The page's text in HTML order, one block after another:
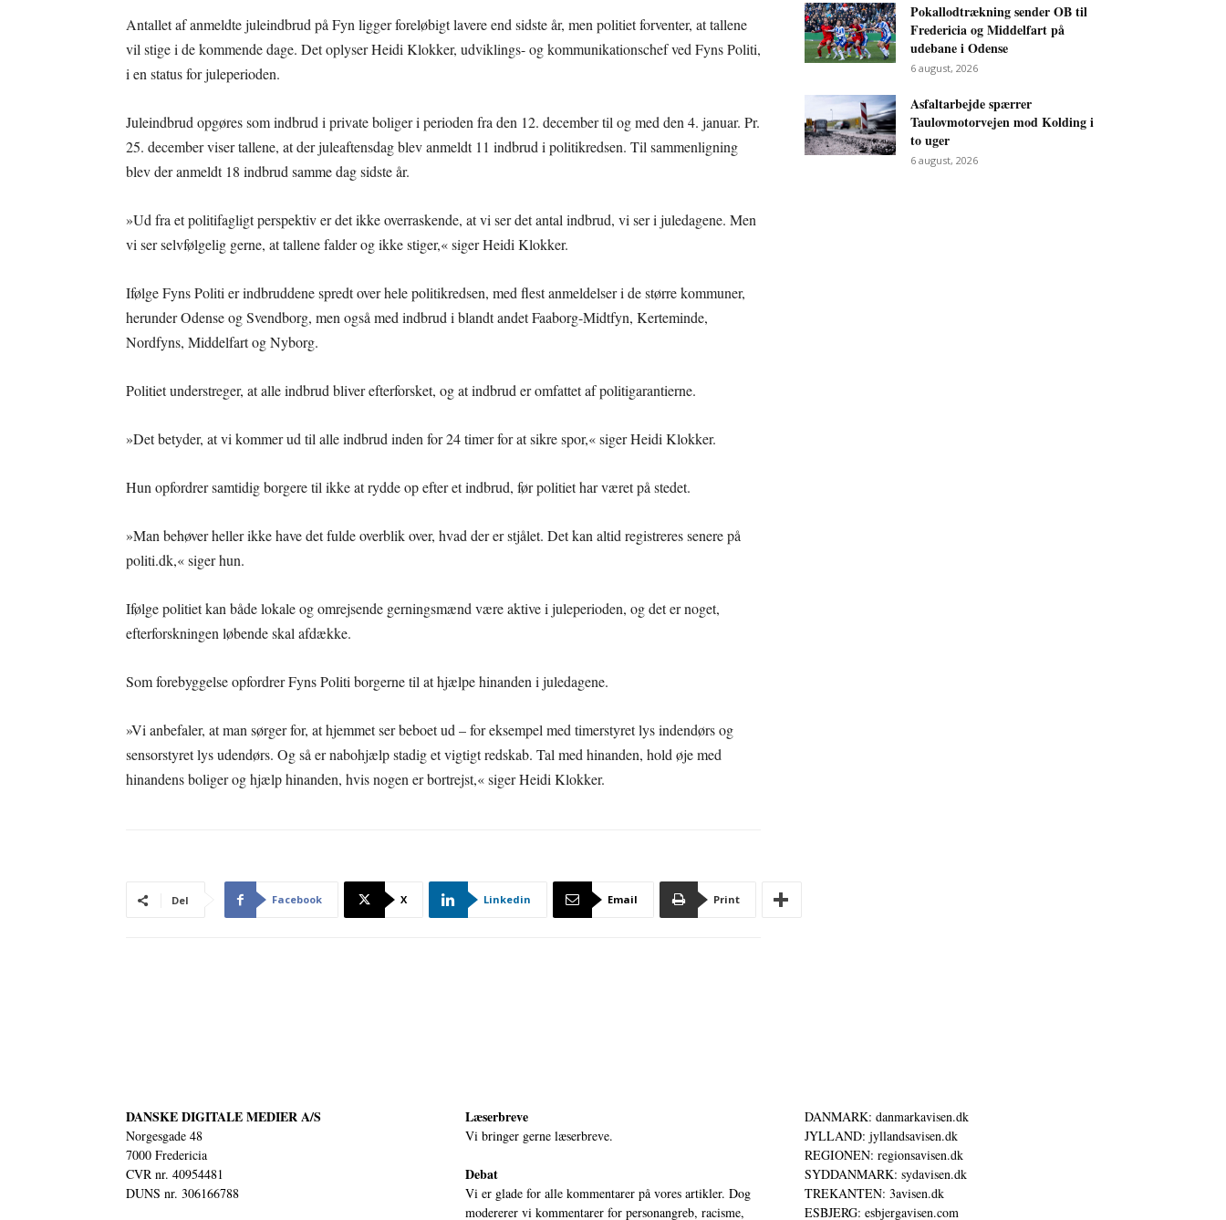
Antallet af anmeldte juleindbrud på Fyn ligger foreløbigt lavere end sidste år, men politiet forventer, at tallene
vil stige i de kommende dage. Det oplyser Heidi Klokker, udviklings- og kommunikationschef ved Fyns Politi,
i en status for juleperioden.
Juleindbrud opgøres som indbrud i private boliger i perioden fra den 12. december til og med den 4. januar. Pr.
25. december viser tallene, at der juleaftensdag blev anmeldt 11 indbrud i politikredsen. Til sammenligning
blev der anmeldt 18 indbrud samme dag sidste år.
»Ud fra et politifagligt perspektiv er det ikke overraskende, at vi ser det antal indbrud, vi ser i juledagene. Men
vi ser selvfølgelig gerne, at tallene falder og ikke stiger,« siger Heidi Klokker.
Ifølge Fyns Politi er indbruddene spredt over hele politikredsen, med flest anmeldelser i de større kommuner,
herunder Odense og Svendborg, men også med indbrud i blandt andet Faaborg-Midtfyn, Kerteminde,
Nordfyns, Middelfart og Nyborg.
Politiet understreger, at alle indbrud bliver efterforsket, og at indbrud er omfattet af politigarantierne.
»Det betyder, at vi kommer ud til alle indbrud inden for 24 timer for at sikre spor,« siger Heidi Klokker.
Hun opfordrer samtidig borgere til ikke at rydde op efter et indbrud, før politiet har været på stedet.
»Man behøver heller ikke have det fulde overblik over, hvad der er stjålet. Det kan altid registreres senere på
politi.dk,« siger hun.
Ifølge politiet kan både lokale og omrejsende gerningsmænd være aktive i juleperioden, og det er noget,
efterforskningen løbende skal afdække.
Som forebyggelse opfordrer Fyns Politi borgerne til at hjælpe hinanden i juledagene.
»Vi anbefaler, at man sørger for, at hjemmet ser beboet ud – for eksempel med timerstyret lys indendørs og
sensorstyret lys udendørs. Og så er nabohjælp stadig et vigtigt redskab. Tal med hinanden, hold øje med
hinandens boliger og hjælp hinanden, hvis nogen er bortrejst,« siger Heidi Klokker.
Del Facebook X Linkedin Email Print
Pokallodtrækning sender OB til
Fredericia og Middelfart på
udebane i Odense
6 august, 2026
Asfaltarbejde spærrer
Taulovmotorvejen mod Kolding i
to uger
6 august, 2026
DANSKE DIGITALE MEDIER A/S
Norgesgade 48
7000 Fredericia
CVR nr. 40954481
DUNS nr. 306166788
Læserbreve
Vi bringer gerne læserbreve.
Debat
Vi er glade for alle kommentarer på vores artikler. Dog
modererer vi kommentarer for personangreb, racisme,
DANMARK: danmarkavisen.dk
JYLLAND: jyllandsavisen.dk
REGIONEN: regionsavisen.dk
SYDDANMARK: sydavisen.dk
TREKANTEN: 3avisen.dk
ESBJERG: esbjergavisen.com